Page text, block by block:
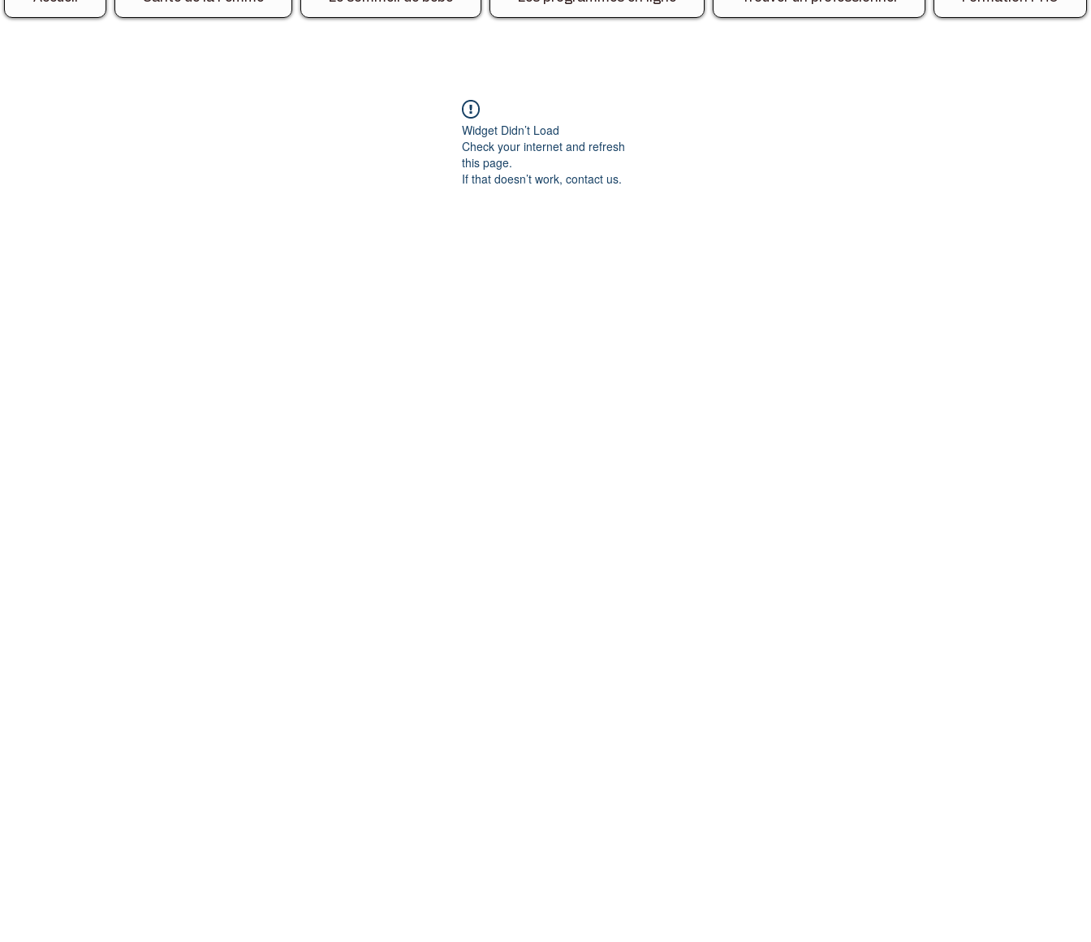
Widget Didn’t Load
Check your internet and refresh
this page.
If that doesn’t work, contact us.